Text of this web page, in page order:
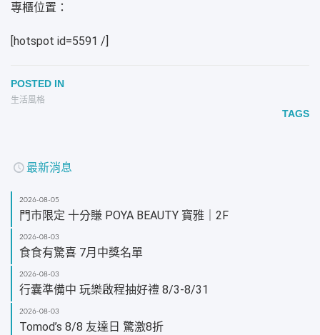
專櫃位置：
[hotspot id=5591 /]
POSTED IN
生活風格
TAGS
最新消息
2026-08-05
門市限定 十分賺 POYA BEAUTY 寶雅｜2F
2026-08-03
食食有驚喜 7月中獎名單
2026-08-03
行囊準備中 玩樂啟程抽好禮 8/3-8/31
2026-08-03
Tomod’s 8/8 友達日 驚激8折